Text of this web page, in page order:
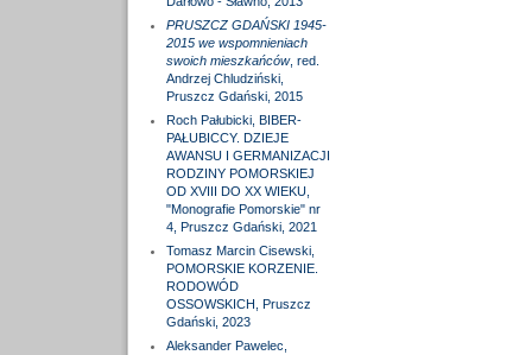
PRUSZCZ GDAŃSKI 1945-
2015 we wspomnieniach
swoich mieszkańców, red.
Andrzej Chludziński,
Pruszcz Gdański, 2015
Roch Pałubicki, BIBER-
PAŁUBICCY. DZIEJE
AWANSU I GERMANIZACJI
RODZINY POMORSKIEJ
OD XVIII DO XX WIEKU,
"Monografie Pomorskie" nr
4, Pruszcz Gdański, 2021
Tomasz Marcin Cisewski,
POMORSKIE KORZENIE.
RODOWÓD
OSSOWSKICH, Pruszcz
Gdański, 2023
Aleksander Pawelec,